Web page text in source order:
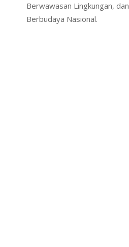
Berwawasan Lingkungan, dan
Berbudaya Nasional.